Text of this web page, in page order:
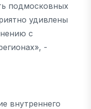
подмосковных
удивлены
с
-
внутреннего